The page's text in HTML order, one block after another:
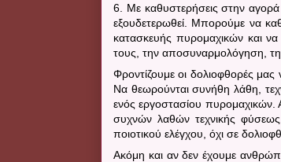
6. Με καθυστερήσεις στην
εξουδετερωθεί. Μπορούμε να
κατασκευής πυρομαχικών και
τους, την αποσυναρμολόγηση,
Φροντίζουμε οι δολιοφθορές
Να θεωρούνται συνήθη λάθη,
ενός εργοστασίου πυρομαχικών.
συχνών λαθών τεχνικής
ποιοτικού ελέγχου, όχι σε
Ακόμη και αν δεν έχουμε